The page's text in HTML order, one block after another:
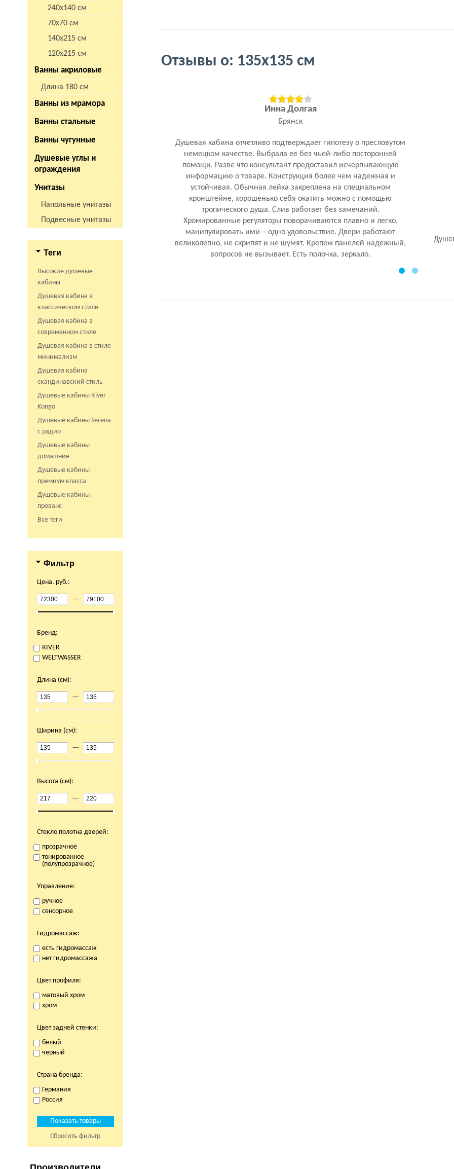
240х140 см
70х70 см
140х215 см
120х215 см
Ванны акриловые
Длина 180 см
Ванны из мрамора
Ванны стальные
Ванны чугунные
Душевые углы и
ограждения
Унитазы
Напольные унитазы
Подвесные унитазы
Теги
Высокие душевые
кабины
Душевая кабина в
классическом стиле
Душевая кабина в
современном стиле
Душевая кабина в стиле
минимализм
Душевая кабина
скандинавский стиль
Душевые кабины River
Kongo
Душевые кабины Serena
с радио
Душевые кабины
домашние
Душевые кабины
премиум класса
Душевые кабины
прованс
Все теги
Фильтр
Цена, руб.:
—
Бренд:
RIVER
WELTWASSER
Длина (см):
—
Ширина (см):
—
Высота (см):
—
Стекло полотна дверей:
прозрачное
тонированное
(полупрозрачное)
Управление:
ручное
сенсорное
Гидромассаж:
есть гидромассаж
нет гидромассажа
Цвет профиля:
матовый хром
хром
Цвет задней стенки:
белый
черный
Страна бренда:
Германия
Россия
Сбросить фильтр
Отзывы о: 135х135 см
Инна Долгая
Брянск
Душевая кабина отчетливо подтверждает гипотезу о пресловутом
немецком качестве. Выбрала ее без чьей-либо посторонней
помощи. Разве что консультант предоставил исчерпывающую
информацию о товаре. Конструкция более чем надежная и
устойчивая. Обычная лейка закреплена на специальном
кронштейне, хорошенько себя окатить можно с помощью
тропического душа. Слив работает без замечаний.
Хромированные регуляторы поворачиваются плавно и легко,
манипулировать ими – одно удовольствие. Двери работают
великолепно, не скрипят и не шумят. Крепеж панелей надежный,
вопросов не вызывает. Есть полочка, зеркало.